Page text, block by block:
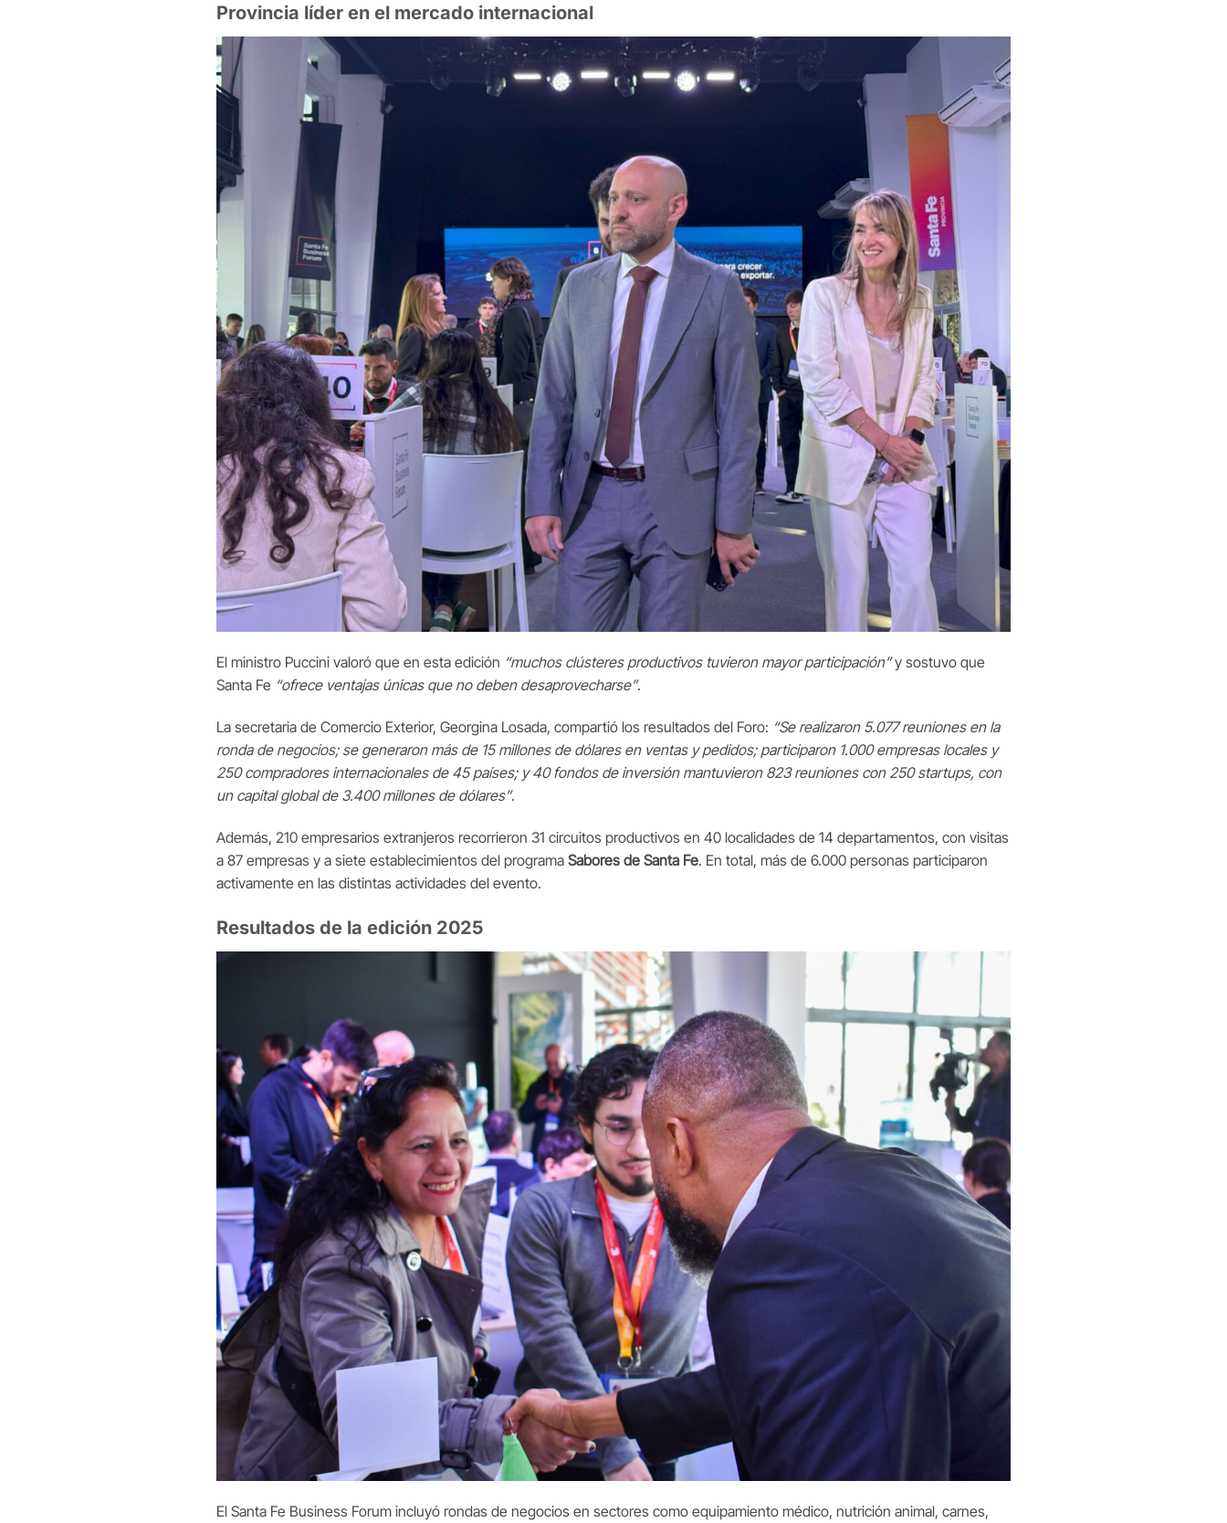
Provincia líder en el mercado internacional
El ministro Puccini valoró que en esta edición “muchos clústeres productivos tuvieron mayor participación”y sostuvo que
Santa Fe “ofrece ventajas únicas que no deben desaprovecharse”.
La secretaria de Comercio Exterior, Georgina Losada, compartió los resultados del Foro: “Se realizaron 5.077 reuniones en la
ronda de negocios; se generaron más de 15 millones de dólares en ventas y pedidos; participaron 1.000 empresas locales y
250 compradores internacionales de 45 países; y 40 fondos de inversión mantuvieron 823 reuniones con 250 startups, con
un capital global de 3.400 millones de dólares”.
Además, 210 empresarios extranjeros recorrieron 31 circuitos productivos en 40 localidades de 14 departamentos, con visitas
a 87 empresas y a siete establecimientos del programa Sabores de Santa Fe. En total, más de 6.000 personas participaron
activamente en las distintas actividades del evento.
Resultados de la edición 2025
El Santa Fe Business Forum incluyó rondas de negocios en sectores como equipamiento médico, nutrición animal, carnes,